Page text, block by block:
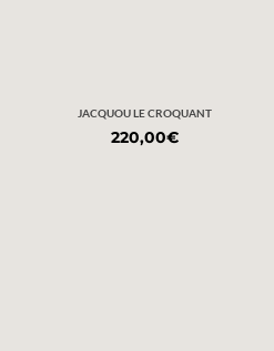
JACQUOU LE CROQUANT
220,00€